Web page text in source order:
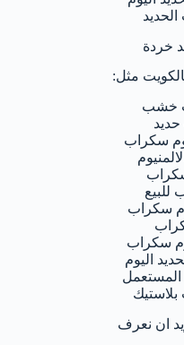
خردة
مثل:
خشب
سكراب
للبيع
سكراب
سكراب
اليوم
المستعمل
ان نعرف